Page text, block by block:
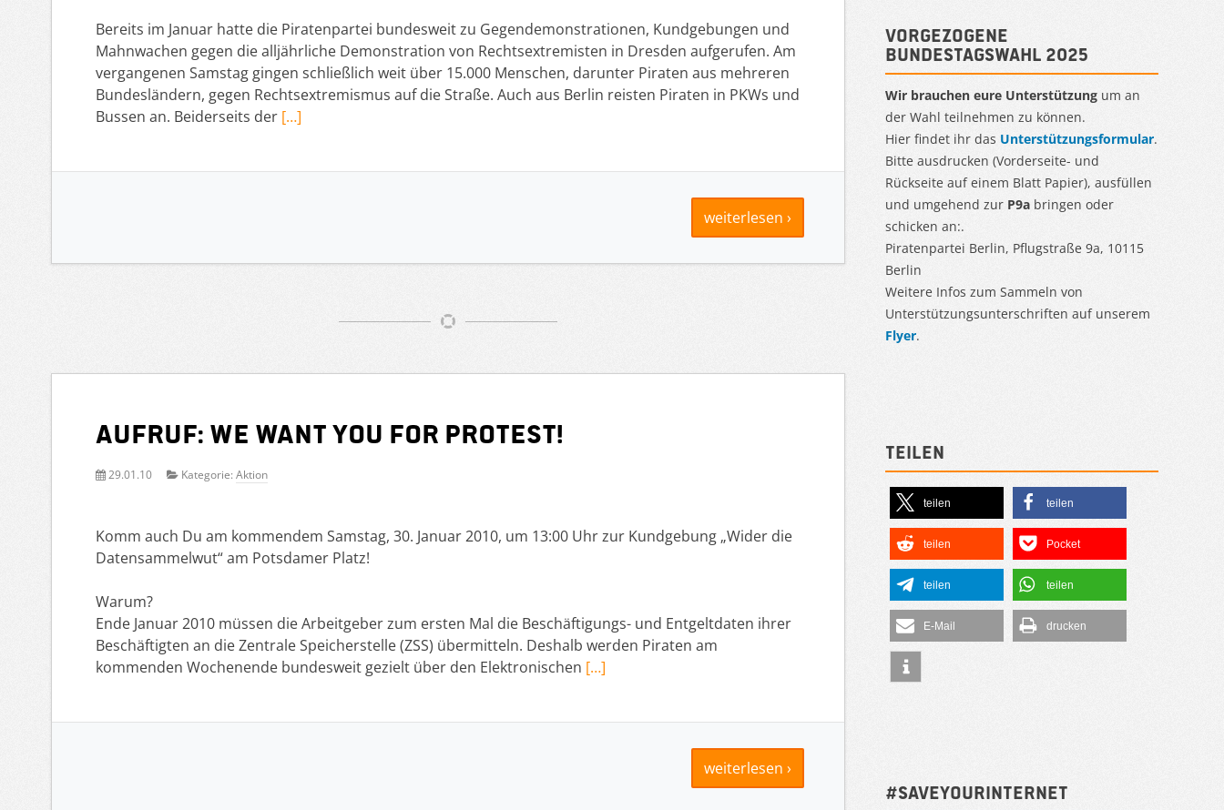
Bereits im Januar hatte die Piratenpartei bundesweit zu Gegendemonstrationen, Kundgebungen und
Mahnwachen gegen die alljährliche Demonstration von Rechtsextremisten in Dresden aufgerufen. Am
vergangenen Samstag gingen schließlich weit über 15.000 Menschen, darunter Piraten aus mehreren
Bundesländern, gegen Rechtsextremismus auf die Straße. Auch aus Berlin reisten Piraten in PKWs und
Bussen an. Beiderseits der […]
weiterlesen ›
Aufruf: We Want YOU for Protest!
29.01.10 Kategorie: Aktion
Komm auch Du am kommendem Samstag, 30. Januar 2010, um 13:00 Uhr zur Kundgebung „Wider die
Datensammelwut“ am Potsdamer Platz!
Warum?
Ende Januar 2010 müssen die Arbeitgeber zum ersten Mal die Beschäftigungs- und Entgeltdaten ihrer
Beschäftigten an die Zentrale Speicherstelle (ZSS) übermitteln. Deshalb werden Piraten am
kommenden Wochenende bundesweit gezielt über den Elektronischen […]
weiterlesen ›
Vorgezogene
Bundestagswahl 2025
Wir brauchen eure Unterstützung um an
der Wahl teilnehmen zu können.
Hier findet ihr das Unterstützungsformular.
Bitte ausdrucken (Vorderseite- und
Rückseite auf einem Blatt Papier), ausfüllen
und umgehend zur P9a bringen oder
schicken an:.
Piratenpartei Berlin, Pflugstraße 9a, 10115
Berlin
Weitere Infos zum Sammeln von
Unterstützungsunterschriften auf unserem
Flyer.
Teilen
teilen teilen
teilen Pocket
teilen teilen
E-Mail drucken
#SAVEYOURINTERNET